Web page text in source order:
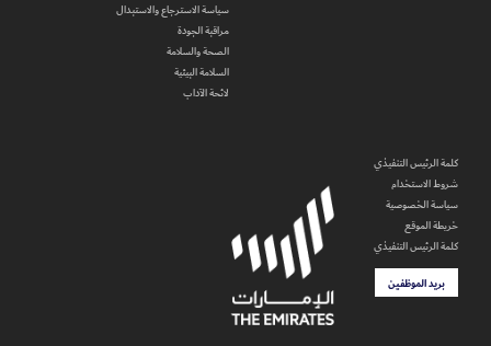
سياسة الاسترجاع والاستبدال
مراقبة الجودة
الصحة والسلامة
السلامة البيئية
لائحة الآداب
كلمة الرئيس التنفيذي
شروط الاستخدام
سياسة الخصوصية
خريطة الموقع
كلمة الرئيس التنفيذي
بريد الموظفين